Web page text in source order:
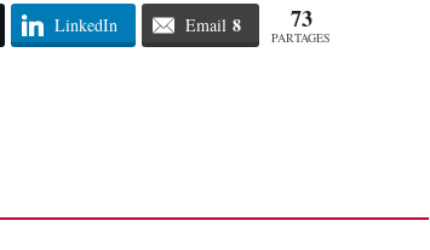
LinkedIn Email 8 73
PARTAGES